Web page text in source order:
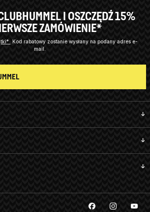
I OSZCZĘDŹ 15%
ZAMÓWIENIE*
Kod rabatowy zostanie wysłany na podany adres e-
mail.